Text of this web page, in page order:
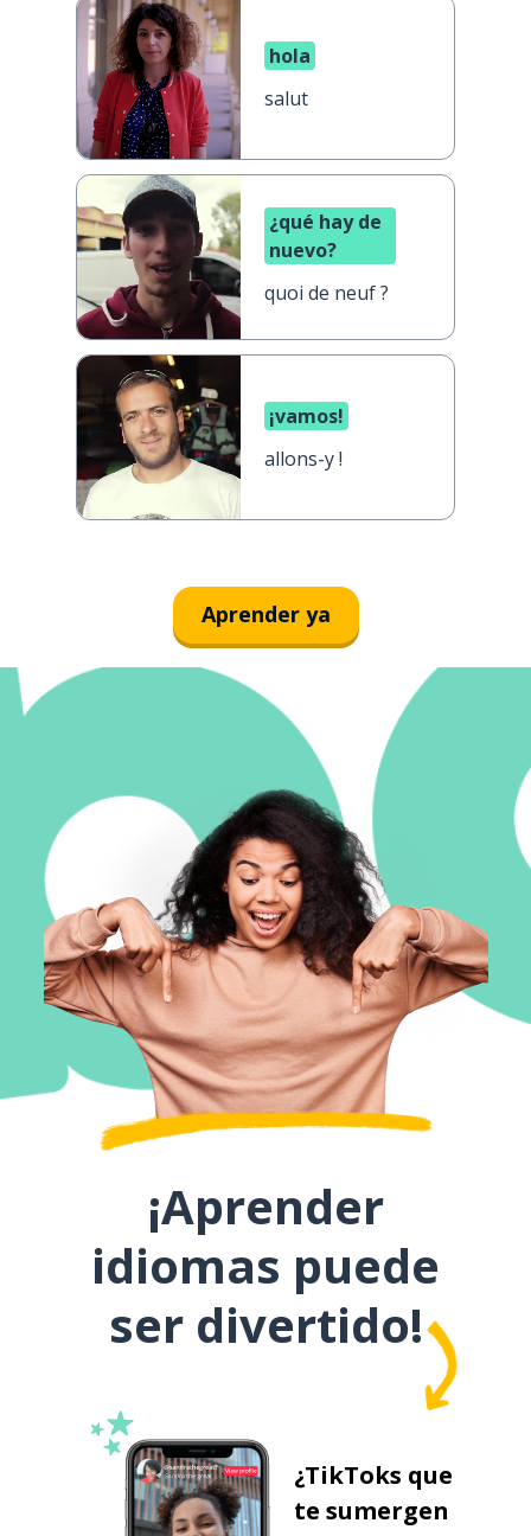
hola
salut
¿qué hay de
nuevo?
quoi de neuf ?
¡vamos!
allons-y !
Aprender ya
¡Aprender
idiomas puede
ser divertido!
¿TikToks que
te sumergen